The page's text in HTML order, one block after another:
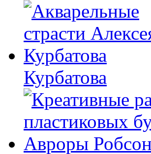
Курбатова